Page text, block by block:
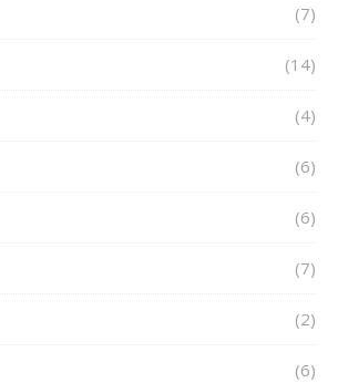
(7)
(14)
(4)
(6)
(6)
(7)
(2)
(6)